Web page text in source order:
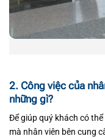
2. Công việc của
những gì?
Để giúp quý khách có
mà nhân viên bên cung